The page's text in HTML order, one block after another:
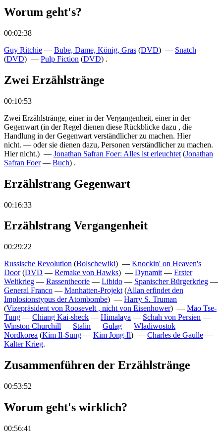
Worum geht's?
00:02:38
Guy Ritchie — Bube, Dame, König, Gras (DVD) — Snatch
(DVD) — Pulp Fiction (DVD) .
Zwei Erzählstränge
00:10:53
Zwei Erzählstränge, einer in der Vergangenheit, einer in der
Gegenwart (in der Regel dienen diese Rückblicke dazu , die
Handlung in der Gegenwart verständlicher zu machen. Hier
nicht. — oder sie dienen dazu, Personen verständlicher zu machen.
Hier nicht.) — Jonathan Safran Foer: Alles ist erleuchtet (Jonathan
Safran Foer— Buch) .
Erzählstrang Gegenwart
00:16:33
Erzählstrang Vergangenheit
00:29:22
Russische Revolution (Bolschewiki) — Knockin' on Heaven's
Door(DVD — Remake von Hawks) — Dynamit — Erster
Weltkrieg — Rassentheorie — Libido — Spanischer Bürgerkrieg —
General Franco — Manhatten-Projekt (Allan erfindet den
Implosionstypus der Atombombe) — Harry S. Truman
(Vizepräsident von Roosevelt , nicht von Eisenhower) — Mao Tse-
Tung — Chiang Kai-sheck — Himalaya — Schah von Persien —
Winston Churchill — Stalin — Gulag — Wladiwostok —
Nordkorea (Kim Il-Sung — Kim Jong-Il) — Charles de Gaulle —
Kalter Krieg.
Zusammenführen der Erzählstränge
00:53:52
Worum geht's wirklich?
00:56:41